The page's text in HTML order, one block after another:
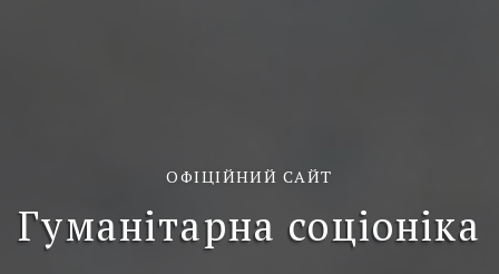
ОФІЦІЙНИЙ САЙТ
Гуманітарна соціоніка